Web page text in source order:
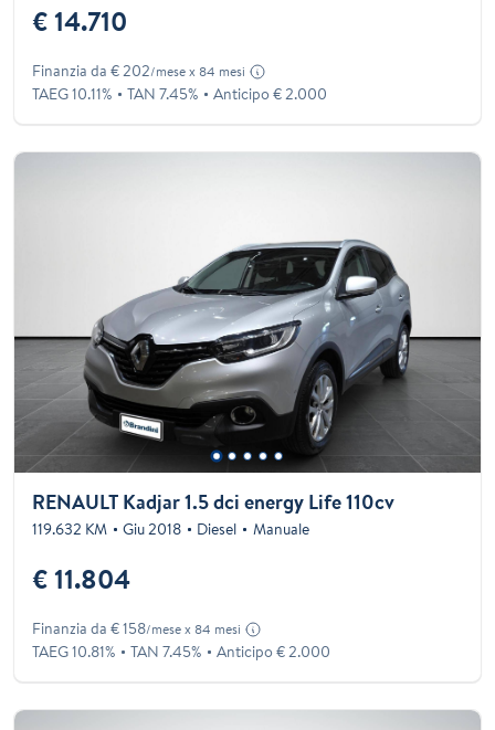
€ 14.710
Finanzia da € 202/mese x 84 mesi
TAEG 10.11% TAN 7.45% Anticipo € 2.000
RENAULT Kadjar 1.5 dci energy Life 110cv
119.632 KM Giu 2018 Diesel Manuale
€ 11.804
Finanzia da € 158/mese x 84 mesi
TAEG 10.81% TAN 7.45% Anticipo € 2.000